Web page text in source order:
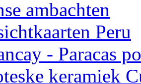
ambachten
Peru
- Paracas
keramiek